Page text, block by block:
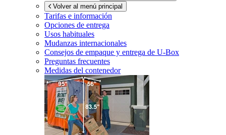
Volver al menú principal
Tarifas e información
Opciones de entrega
Usos habituales
Mudanzas internacionales
Consejos de empaque y entrega de U-Box
Preguntas frecuentes
Medidas del contenedor